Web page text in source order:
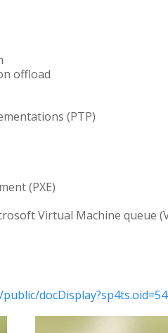
offload
(PTP)
(PXE)
Virtual Machine queue